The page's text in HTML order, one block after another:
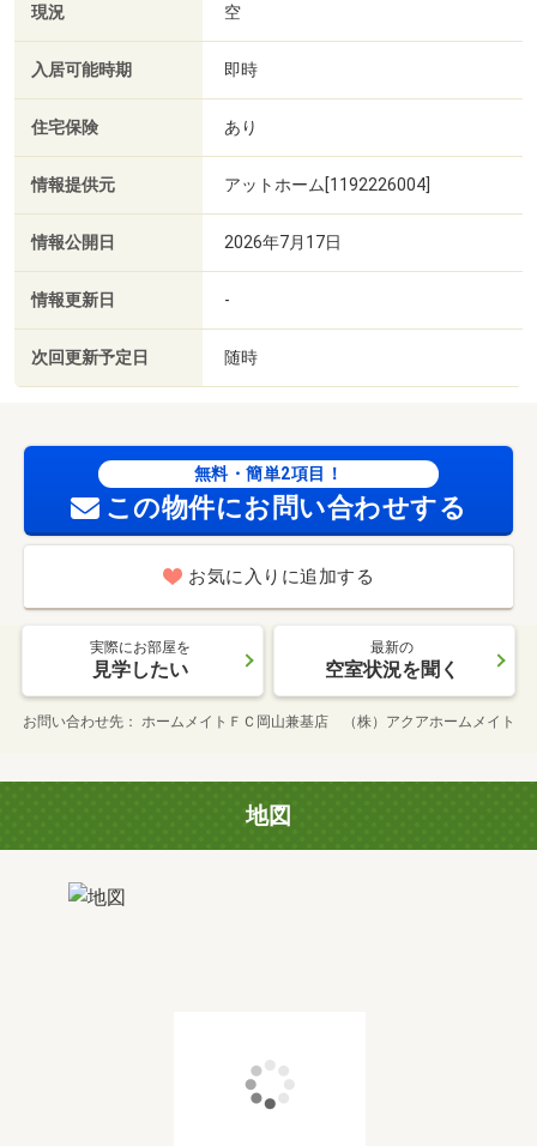
現況 空
入居可能時期 即時
住宅保険 あり
情報提供元 アットホーム[1192226004]
情報公開日 2026年7月17日
情報更新日 -
次回更新予定日 随時
無料・簡単2項目！
この物件にお問い合わせする
お気に入りに追加する
実際にお部屋を
見学したい
最新の
空室状況を聞く
お問い合わせ先 ホームメイトＦＣ岡山兼基店 （株）アクアホームメイト
地図